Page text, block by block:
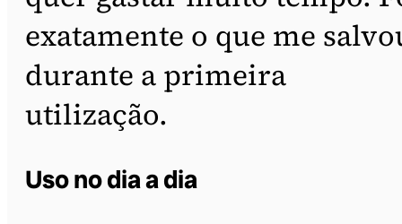
exatamente o que me
durante a primeira
utilização.
Uso no dia a dia